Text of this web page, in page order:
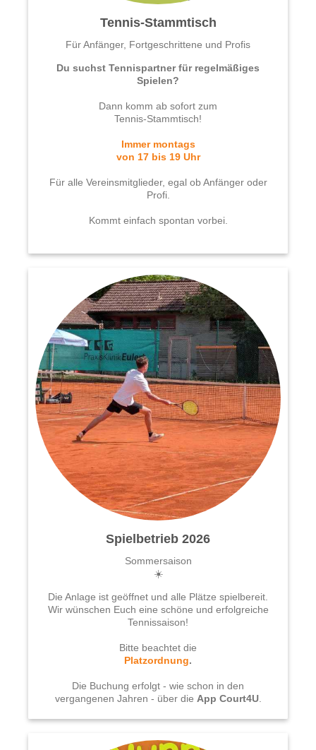
Tennis-Stammtisch
Für Anfänger, Fortgeschrittene und Profis
Du suchst Tennispartner für regelmäßiges
Spielen?
Dann komm ⁠ab sofort zum
Tennis-Stammtisch!
Immer montags
von 17 bis 19 Uhr
⁠Für alle Vereinsmitglieder, egal ob Anfänger oder
Profi.
Kommt einfach spontan vorbei.
Spielbetrieb 2026
Sommersaison
☀️
Die Anlage ist geöffnet und alle Plätze spielbereit.
Wir wünschen Euch eine schöne und erfolgreiche
Tennissaison!
Bitte beachtet die
Platzordnung.
Die Buchung erfolgt - wie schon in den
vergangenen Jahren - über die App Court4U.